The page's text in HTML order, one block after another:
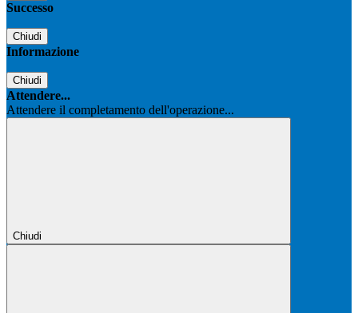
Successo
Chiudi
Informazione
Chiudi
Attendere...
Attendere il completamento dell'operazione...
Chiudi